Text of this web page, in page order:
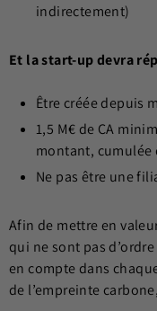
indirectement)
Et la start-up devra
Être créée depuis
1,5 M€ de CA
montant, cumulée
Ne pas être une
Afin de mettre en
qui ne sont pas
en compte dans
de l’empreinte